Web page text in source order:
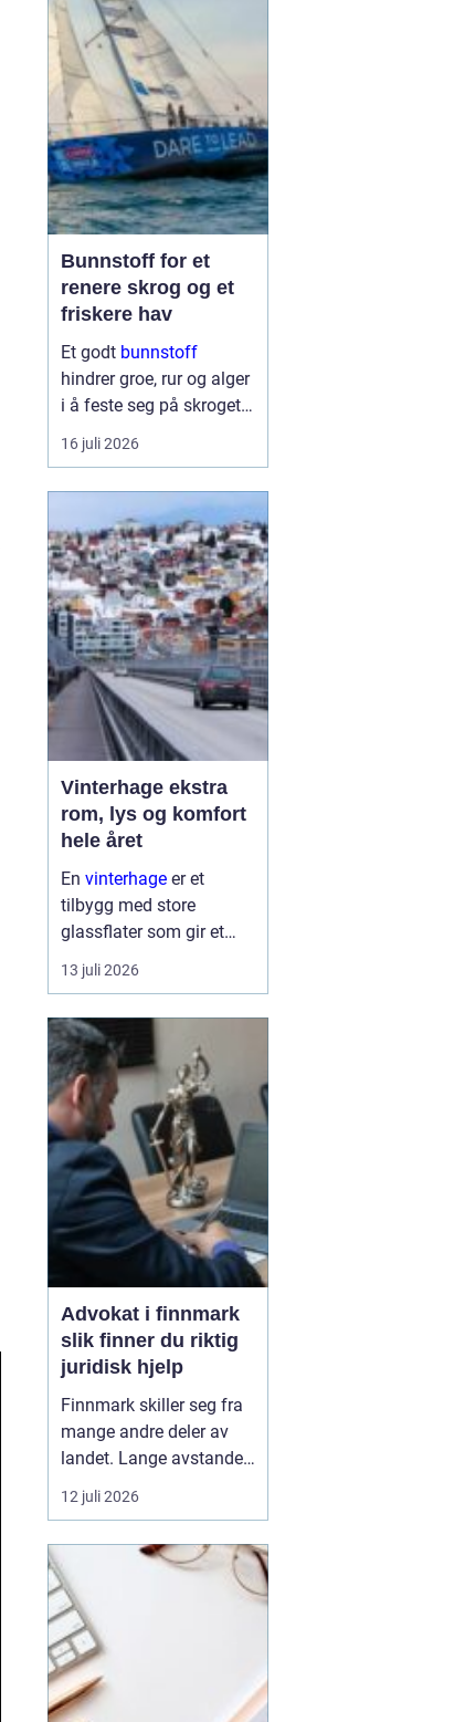
veggene rundt i boligen.
Du kobler bare slangen
til en kontakt, og støvet
transp...
Bunnstoff for et
renere skrog og et
friskere hav
Et godt bunnstoff
hindrer groe, rur og alger
i å feste seg på skroget.
Dermed holder båten
bedre fart, bruker mindre
mindre vedlikehold på
land. Samtidig begynner
flere båteiere ...
16 juli 2026
Vinterhage ekstra
rom, lys og komfort
hele året
En vinterhage er et
tilbygg med store
glassflater som gir et
lyst og lunt oppholdsrom
nær hagen, også når
fungere som en ekstra
stue, spiseplass eller
stille son...
13 juli 2026
Advokat i finnmark
slik finner du riktig
juridisk hjelp
Finnmark skiller seg fra
mange andre deler av
landet. Lange avstander,
små lokalsamfunn, sterk
tilknytning til natur og
rettigheter gjør at mange
juridiske spørsmål får en
ekstra dimensjon. Når en
privatperson eller en
bedrift i...
12 juli 2026